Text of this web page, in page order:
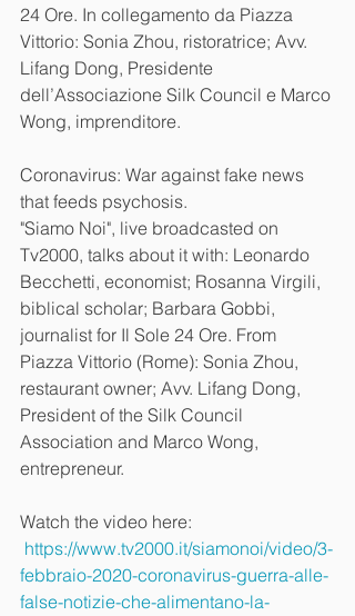
24 Ore. In collegamento da Piazza
Vittorio: Sonia Zhou, ristoratrice; Avv.
Lifang Dong, Presidente
dell’Associazione Silk Council e Marco
Wong, imprenditore.
Coronavirus: War against fake news
that feeds psychosis.
"Siamo Noi", live broadcasted on
Tv2000, talks about it with: Leonardo
Becchetti, economist; Rosanna Virgili,
biblical scholar; Barbara Gobbi,
journalist for Il Sole 24 Ore. From
Piazza Vittorio (Rome): Sonia Zhou,
restaurant owner; Avv. Lifang Dong,
President of the Silk Council
Association and Marco Wong,
entrepreneur.
Watch the video here:
https://www.tv2000.it/siamonoi/video/3-
febbraio-2020-coronavirus-guerra-alle-
false-notizie-che-alimentano-la-